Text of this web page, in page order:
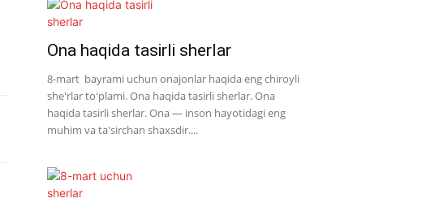
Ona haqida tasirli sherlar
8-mart bayrami uchun onajonlar haqida eng chiroyli
she'rlar to'plami. Ona haqida tasirli sherlar. Ona
haqida tasirli sherlar. Ona — inson hayotidagi eng
muhim va ta'sirchan shaxsdir....